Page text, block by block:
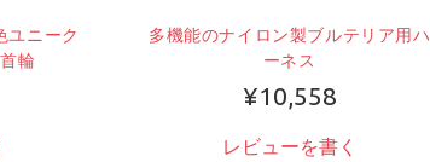
ユニーク
輪
多機能のナイロン製ブルテリア用ハ
ーネス
¥10,558
レビューを書く